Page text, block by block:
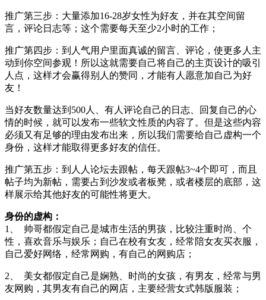
推广第三步：大量添加16-28岁女性为好友，并在其空间留
言，评论日志等；这个需要每天至少2小时的工作；
推广第四步：到人气用户里面真诚的留言、评论，使更多人主
动到你空间参观！所以这就需要自己将自己的主页设计的吸引
人点，这样才会赢得别人的赞同，才能有人愿意加自己为好
友！
当好友数量达到500人、有人评论自己的日志、回复自己的心
情的时候，就可以发布一些软文性质的内容了。但是这些内容
必须又有足够的理由发布出来，所以我们需要给自己虚构一个
身份，这样才能取得更多好友的信任。
推广第五步：到人人论坛去跟帖，每天跟帖3~4个即可，而且
帖子均为新帖，需要占到沙发或者板凳，或者楼层的底部，这
样展示给其他好友的可能性将更大。
身份的虚构：
1、 帅哥都假定自己是城市生活的男孩，比较注重时尚、个
性，喜欢音乐与娱乐；自己在校有女友，经常陪女友买衣服，
自己爱好网络，经常网购，有自己的网购店；
2、 美女都假定自己是娴熟、时尚的女孩，有男友，经常与男
友网购，其男友有自己的网店，主要经营女式韩版服装；